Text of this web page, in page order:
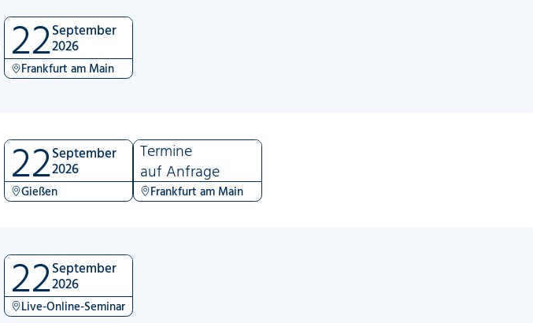
22September
2026
Frankfurt am Main
22September
2026
Gießen
Termine
auf Anfrage
Frankfurt am Main
22September
2026
Live-Online-Seminar